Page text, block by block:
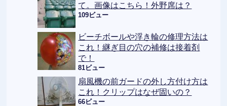
て。画像はこちら！外野席は？
109ビュー
ビーチボールや浮き輪の修理方法は
これ！継ぎ目の穴の補修は接着剤
で！
81ビュー
扇風機の前ガードの外し方付け方は
これ！クリップはなぜ固いの？
66ビュー